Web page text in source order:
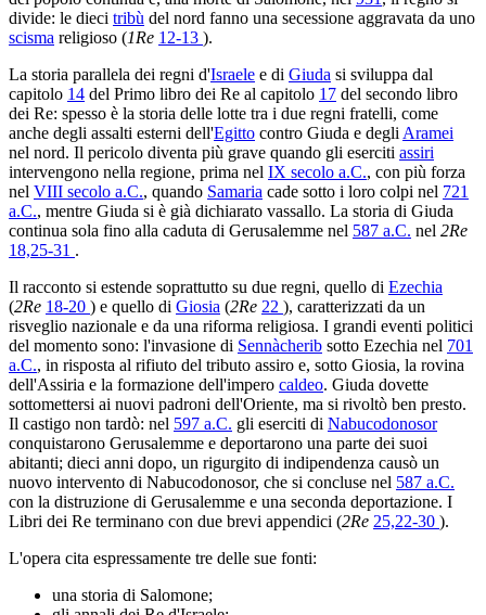
divide: le dieci tribù del nord fanno una secessione aggravata da uno
scisma religioso (1Re 12-13 ).
La storia parallela dei regni d'Israele e di Giuda si sviluppa dal
capitolo 14 del Primo libro dei Re al capitolo 17 del secondo libro
dei Re: spesso è la storia delle lotte tra i due regni fratelli, come
anche degli assalti esterni dell'Egitto contro Giuda e degli Aramei
nel nord. Il pericolo diventa più grave quando gli eserciti assiri
intervengono nella regione, prima nel IX secolo a.C., con più forza
nel VIII secolo a.C., quando Samaria cade sotto i loro colpi nel 721
a.C., mentre Giuda si è già dichiarato vassallo. La storia di Giuda
continua sola fino alla caduta di Gerusalemme nel 587 a.C. nel 2Re
18,25-31 .
Il racconto si estende soprattutto su due regni, quello di Ezechia
(2Re 18-20 ) e quello di Giosia (2Re 22 ), caratterizzati da un
risveglio nazionale e da una riforma religiosa. I grandi eventi politici
del momento sono: l'invasione di Sennàcherib sotto Ezechia nel 701
a.C., in risposta al rifiuto del tributo assiro e, sotto Giosia, la rovina
dell'Assiria e la formazione dell'impero caldeo. Giuda dovette
sottomettersi ai nuovi padroni dell'Oriente, ma si rivoltò ben presto.
Il castigo non tardò: nel 597 a.C. gli eserciti di Nabucodonosor
conquistarono Gerusalemme e deportarono una parte dei suoi
abitanti; dieci anni dopo, un rigurgito di indipendenza causò un
nuovo intervento di Nabucodonosor, che si concluse nel 587 a.C.
con la distruzione di Gerusalemme e una seconda deportazione. I
Libri dei Re terminano con due brevi appendici (2Re 25,22-30 ).
L'opera cita espressamente tre delle sue fonti:
una storia di Salomone;